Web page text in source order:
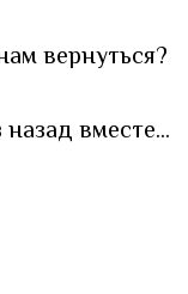
вернуться?
вместе...